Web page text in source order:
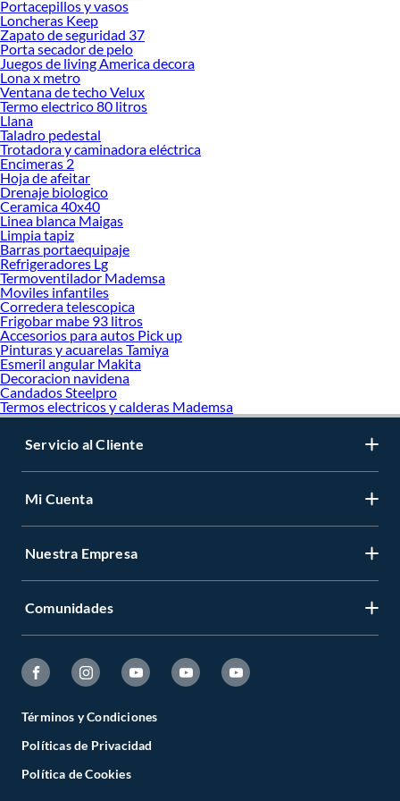
Encuentra todo lo necesario para tus proyectos de renovación y decoración.
¡Visítanos y haz tus ideas realidad!
Portacepillos y vasos
Loncheras Keep
Zapato de seguridad 37
Porta secador de pelo
Juegos de living America decora
Lona x metro
Ventana de techo Velux
Termo electrico 80 litros
Llana
Taladro pedestal
Trotadora y caminadora eléctrica
Encimeras 2
Hoja de afeitar
Drenaje biologico
Ceramica 40x40
Linea blanca Maigas
Limpia tapiz
Barras portaequipaje
Refrigeradores Lg
Termoventilador Mademsa
Moviles infantiles
Corredera telescopica
Frigobar mabe 93 litros
Accesorios para autos Pick up
Pinturas y acuarelas Tamiya
Esmeril angular Makita
Decoracion navidena
Candados Steelpro
Termos electricos y calderas Mademsa
Servicio al Cliente
Mi Cuenta
Nuestra Empresa
Comunidades
Términos y Condiciones
Políticas de Privacidad
Política de Cookies